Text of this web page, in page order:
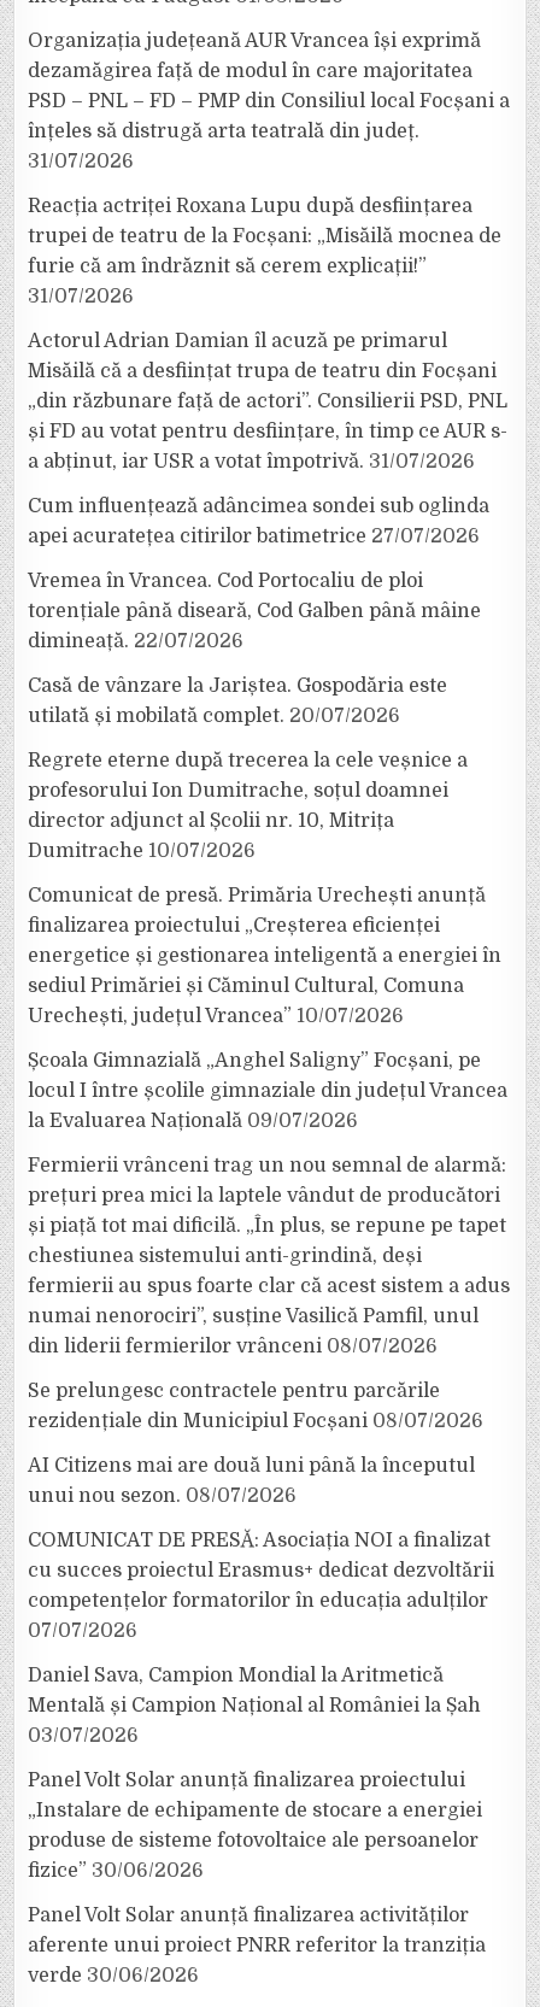
Organizația județeană AUR Vrancea își exprimă
dezamăgirea față de modul în care majoritatea
PSD – PNL – FD – PMP din Consiliul local Focșani a
înțeles să distrugă arta teatrală din județ.
31/07/2026
Reacția actriței Roxana Lupu după desființarea
trupei de teatru de la Focșani: „Misăilă mocnea de
furie că am îndrăznit să cerem explicații!”
31/07/2026
Actorul Adrian Damian îl acuză pe primarul
Misăilă că a desființat trupa de teatru din Focșani
„din răzbunare față de actori”. Consilierii PSD, PNL
și FD au votat pentru desființare, în timp ce AUR s-
a abținut, iar USR a votat împotrivă. 31/07/2026
Cum influențează adâncimea sondei sub oglinda
apei acuratețea citirilor batimetrice 27/07/2026
Vremea în Vrancea. Cod Portocaliu de ploi
torențiale până diseară, Cod Galben până mâine
dimineață. 22/07/2026
Casă de vânzare la Jariștea. Gospodăria este
utilată și mobilată complet. 20/07/2026
Regrete eterne după trecerea la cele veșnice a
profesorului Ion Dumitrache, soțul doamnei
director adjunct al Școlii nr. 10, Mitrița
Dumitrache 10/07/2026
Comunicat de presă. Primăria Urechești anunță
finalizarea proiectului „Creșterea eficienței
energetice și gestionarea inteligentă a energiei în
sediul Primăriei și Căminul Cultural, Comuna
Urechești, județul Vrancea” 10/07/2026
Școala Gimnazială „Anghel Saligny” Focșani, pe
locul I între școlile gimnaziale din județul Vrancea
la Evaluarea Națională 09/07/2026
Fermierii vrânceni trag un nou semnal de alarmă:
prețuri prea mici la laptele vândut de producători
și piață tot mai dificilă. „În plus, se repune pe tapet
chestiunea sistemului anti-grindină, deși
fermierii au spus foarte clar că acest sistem a adus
numai nenorociri”, susține Vasilică Pamfil, unul
din liderii fermierilor vrânceni 08/07/2026
Se prelungesc contractele pentru parcările
rezidențiale din Municipiul Focșani 08/07/2026
AI Citizens mai are două luni până la începutul
unui nou sezon. 08/07/2026
COMUNICAT DE PRESĂ: Asociația NOI a finalizat
cu succes proiectul Erasmus+ dedicat dezvoltării
competențelor formatorilor în educația adulților
07/07/2026
Daniel Sava, Campion Mondial la Aritmetică
Mentală și Campion Național al României la Șah
03/07/2026
Panel Volt Solar anunță finalizarea proiectului
„Instalare de echipamente de stocare a energiei
produse de sisteme fotovoltaice ale persoanelor
fizice” 30/06/2026
Panel Volt Solar anunță finalizarea activităților
aferente unui proiect PNRR referitor la tranziția
verde 30/06/2026